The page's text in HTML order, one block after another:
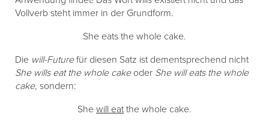
Vollverb steht immer in der Grundform.
She eats the whole cake.
Die will-Futurefür diesen Satz ist dementsprechend nicht
She wills eat the whole cakeoder She will eats the whole
cake, sondern:
She will eat the whole cake.